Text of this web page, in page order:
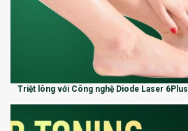
Triệt lông với Công nghệ Diode Laser 6Plus